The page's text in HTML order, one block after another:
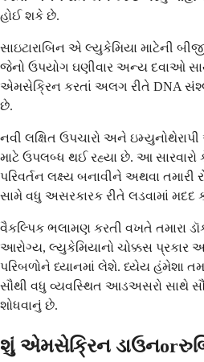
હોઈ શકે છે.
સાઇટારાબિન એ લ્યુકેમિયા માટેની
જેનો ઉપયોગ ઘણીવાર અન્ય દવાઓ
એમસેક્રિન કરતાં અલગ રીતે DNA
છે.
નવી લક્ષિત ઉપચારો અને
માટે ઉપલબ્ધ થઈ રહ્યા છે. આ સારવારો
પરિવર્તન લક્ષ્ય બનાવીને અથવા તમારી
સામે વધુ અસરકારક રીતે લડવામાં મદદ
વૈકલ્પિક ભલામણ કરતી વખતે તમારા
આરોગ્ય, લ્યુકેમિયાનો ચોક્કસ પ્રકાર
પરિબળોને ધ્યાનમાં લેશે. ધ્યેય હંમેશા
સૌથી વધુ વ્યવસ્થિત આડઅસરો સાથે
શોધવાનું છે.
શું એમસેક્રિન